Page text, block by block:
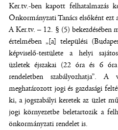
Ker.tv.-ben kapott felhatalmazás
Önkormányzati Tanács elsőként ezt
A Ker.tv. – 12. § (5) bekezdésében
értelmében „[a] települési
képviselő-testülete a helyi
üzletek éjszakai (22 óra és 6
rendeletben szabályozhatja”. A
meghatározott jogi és gazdasági
ki, a jogszabályi keretek az üzlet
jogi környezetbe beletartozik a
önkormányzati rendelet is.